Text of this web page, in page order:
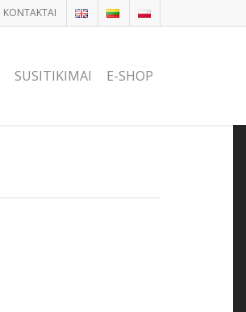
KONTAKTAI
SUSITIKIMAI E-SHOP